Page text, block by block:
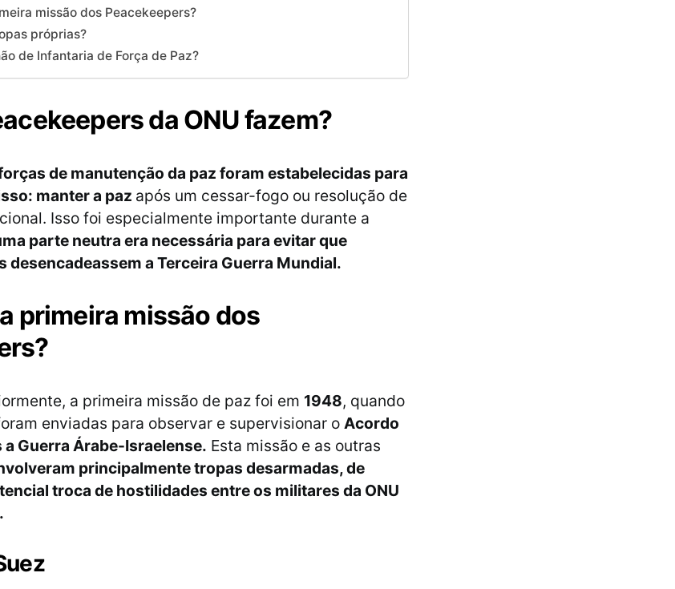
missão dos Peacekeepers?
próprias?
de Infantaria de Força de Paz?
da ONU fazem?
de manutenção da paz foram estabelecidas para
manter a paz após um cessar-fogo ou resolução de
Isso foi especialmente importante durante a
parte neutra era necessária para evitar que
desencadeassem a Terceira Guerra Mundial.
primeira missão dos
a primeira missão de paz foi em 1948, quando
enviadas para observar e supervisionar o Acordo
Guerra Árabe-Israelense. Esta missão e as outras
principalmente tropas desarmadas, de
troca de hostilidades entre os militares da ONU